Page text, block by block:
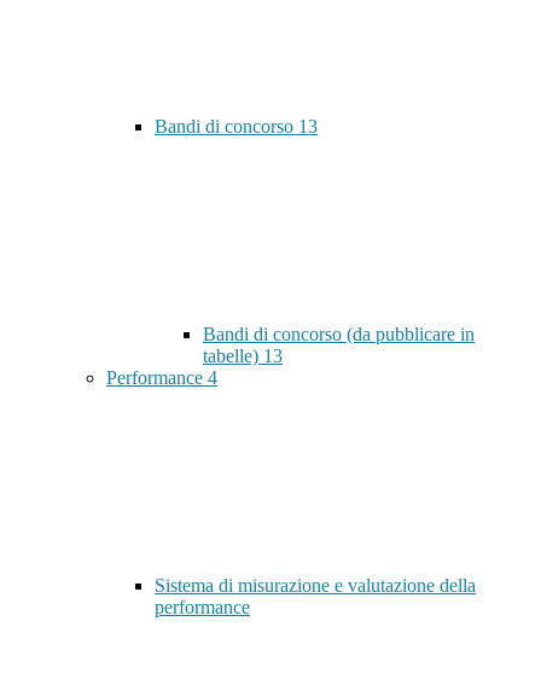
Bandi di concorso 13
Bandi di concorso (da pubblicare in
tabelle) 13
Performance 4
Sistema di misurazione e valutazione della
performance